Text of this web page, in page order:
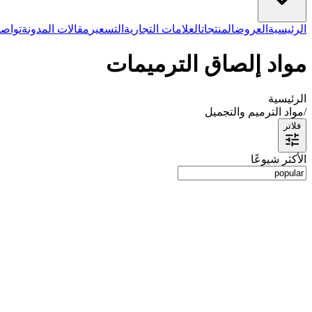
الرئيسية العروضالمنتجاتالعلامات التجارية التسعير مقالات المدونة
مواد إلصاق الترميمات
الرئيسية
/مواد الترميم والتجميل
فلاتر
الأكثر شيوعًا